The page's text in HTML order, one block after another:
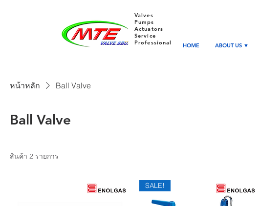
Valves
Pumps
Actuators
Service
Professional
HOME ABOUT US ▼
หน้าหลัก Ball Valve
Ball Valve
สินค้า 2 รายการ
SALE!